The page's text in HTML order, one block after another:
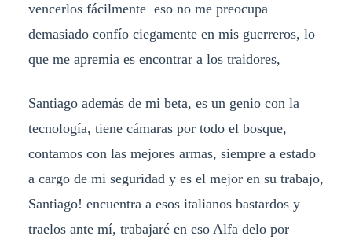
vencerlos fácilmente eso no me preocupa
demasiado confío ciegamente en mis guerreros, lo
que me apremia es encontrar a los traidores,
Santiago además de mi beta, es un genio con la
tecnología, tiene cámaras por todo el bosque,
contamos con las mejores armas, siempre a estado
a cargo de mi seguridad y es el mejor en su trabajo,
Santiago! encuentra a esos italianos bastardos y
traelos ante mí, trabajaré en eso Alfa delo por